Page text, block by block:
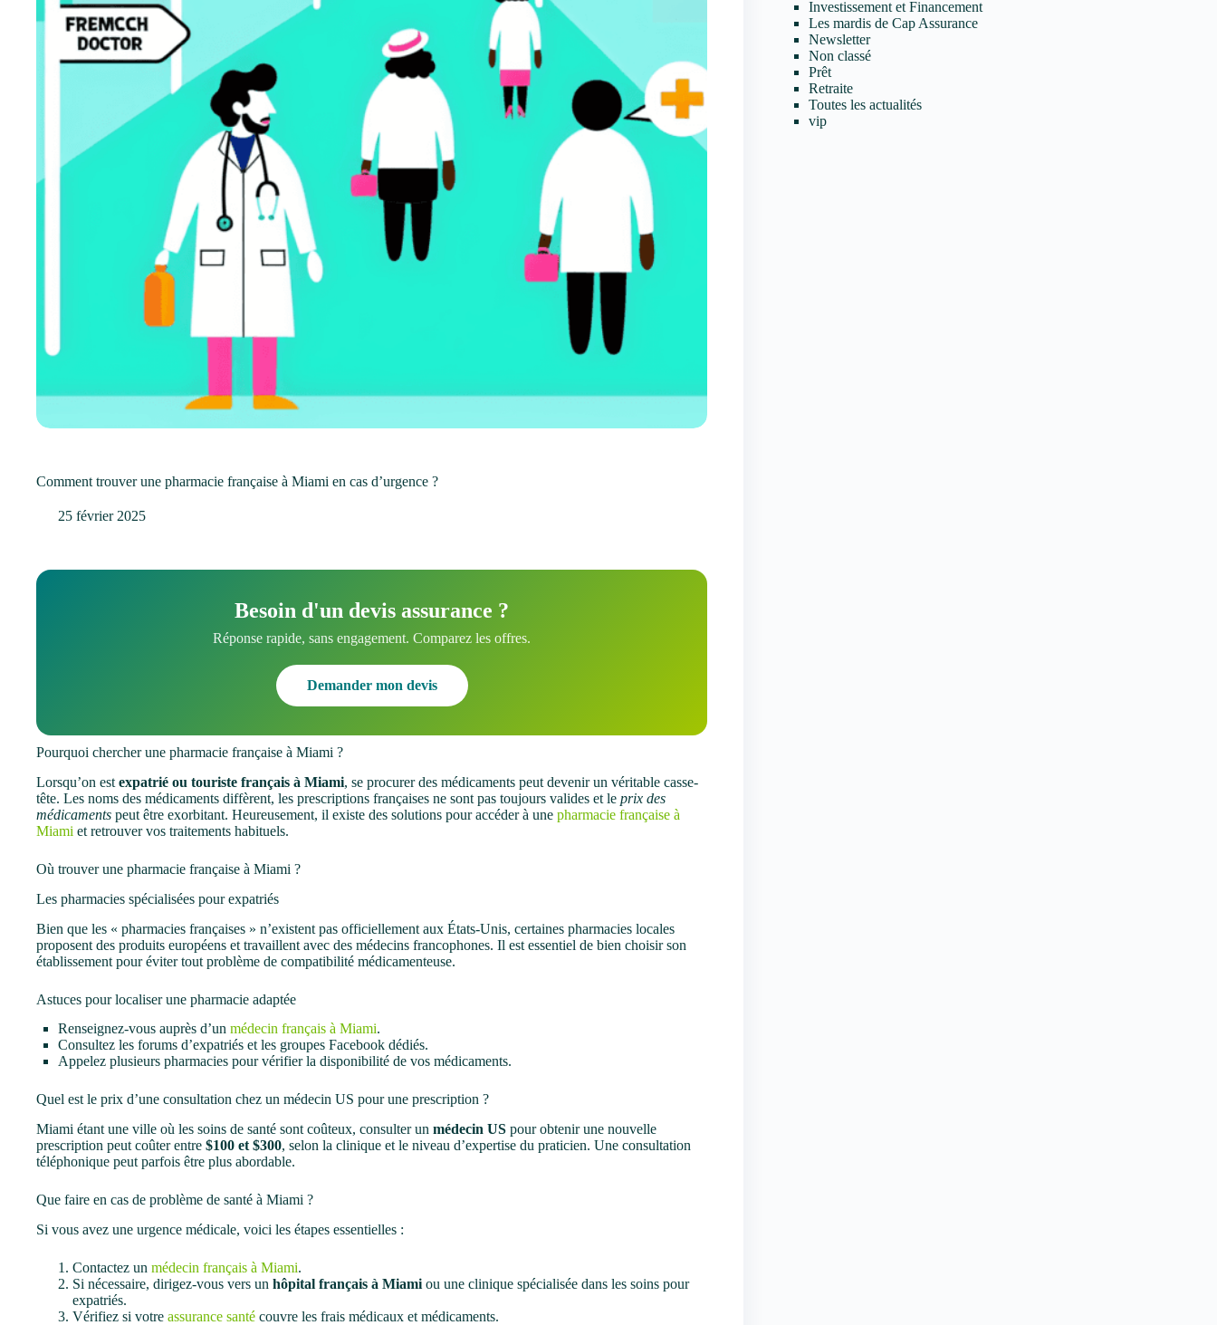
Comment trouver une pharmacie française à Miami en cas d’urgence ?
25 février 2025
Besoin d'un devis assurance ?
Réponse rapide, sans engagement. Comparez les offres.
Demander mon devis
Pourquoi chercher une pharmacie française à Miami ?
Lorsqu’on est expatrié ou touriste français à Miami, se procurer des médicaments peut devenir un véritable casse-
tête. Les noms des médicaments diffèrent, les prescriptions françaises ne sont pas toujours valides et le prix des
médicaments peut être exorbitant. Heureusement, il existe des solutions pour accéder à une pharmacie française à
Miami et retrouver vos traitements habituels.
Où trouver une pharmacie française à Miami ?
Les pharmacies spécialisées pour expatriés
Bien que les « pharmacies françaises » n’existent pas officiellement aux États-Unis, certaines pharmacies locales
proposent des produits européens et travaillent avec des médecins francophones. Il est essentiel de bien choisir son
établissement pour éviter tout problème de compatibilité médicamenteuse.
Astuces pour localiser une pharmacie adaptée
Renseignez-vous auprès d’un médecin français à Miami.
Consultez les forums d’expatriés et les groupes Facebook dédiés.
Appelez plusieurs pharmacies pour vérifier la disponibilité de vos médicaments.
Quel est le prix d’une consultation chez un médecin US pour une prescription ?
Miami étant une ville où les soins de santé sont coûteux, consulter un médecin US pour obtenir une nouvelle
prescription peut coûter entre $100 et $300, selon la clinique et le niveau d’expertise du praticien. Une consultation
téléphonique peut parfois être plus abordable.
Que faire en cas de problème de santé à Miami ?
Si vous avez une urgence médicale, voici les étapes essentielles :
Contactez un médecin français à Miami.
Si nécessaire, dirigez-vous vers un hôpital français à Miami ou une clinique spécialisée dans les soins pour
expatriés.
Vérifiez si votre assurance santé couvre les frais médicaux et médicaments.
Investissement et Financement
Les mardis de Cap Assurance
Newsletter
Non classé
Prêt
Retraite
Toutes les actualités
vip